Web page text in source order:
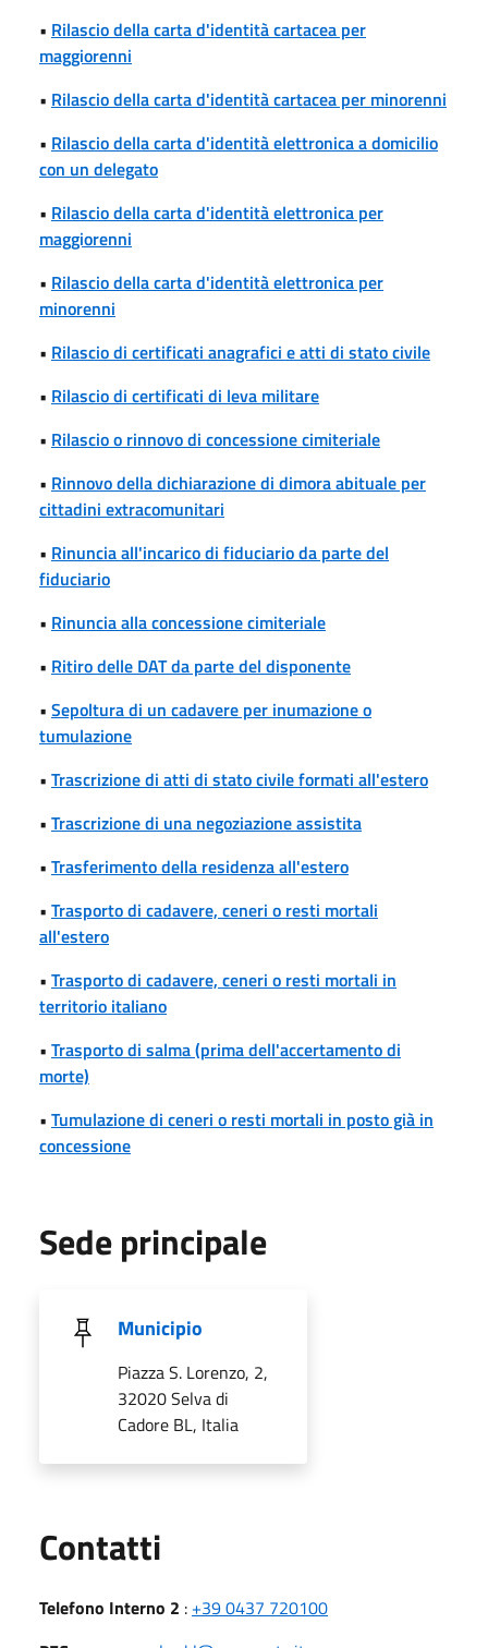
• Rilascio della carta d'identità cartacea per
maggiorenni
• Rilascio della carta d'identità cartacea per minorenni
• Rilascio della carta d'identità elettronica a domicilio
con un delegato
• Rilascio della carta d'identità elettronica per
maggiorenni
• Rilascio della carta d'identità elettronica per
minorenni
• Rilascio di certificati anagrafici e atti di stato civile
• Rilascio di certificati di leva militare
• Rilascio o rinnovo di concessione cimiteriale
• Rinnovo della dichiarazione di dimora abituale per
cittadini extracomunitari
• Rinuncia all'incarico di fiduciario da parte del
fiduciario
• Rinuncia alla concessione cimiteriale
• Ritiro delle DAT da parte del disponente
• Sepoltura di un cadavere per inumazione o
tumulazione
• Trascrizione di atti di stato civile formati all'estero
• Trascrizione di una negoziazione assistita
• Trasferimento della residenza all'estero
• Trasporto di cadavere, ceneri o resti mortali
all'estero
• Trasporto di cadavere, ceneri o resti mortali in
territorio italiano
• Trasporto di salma (prima dell'accertamento di
morte)
• Tumulazione di ceneri o resti mortali in posto già in
concessione
Sede principale
Municipio
Piazza S. Lorenzo, 2,
32020 Selva di
Cadore BL, Italia
Contatti
Telefono Interno 2 : +39 0437 720100